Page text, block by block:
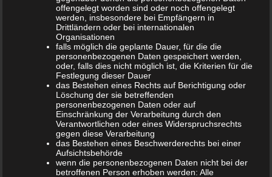
Papagei Finnigo. Mit Hilfe dieser Figur soll den Kindern
das Thema Trennung verständlich näher gebracht werden.
Dabei wird sich dem Thema „Farben“ bedient. In dem
kunderbunten Buch steht jede Farbe für ein Gefühl, wie
zum Beispiel die Farbe Rot für die Liebe und die Farbe Blau
für Vertrauen. Das Motto: Kinder sind von Grund auf bunt
und sollten es auch bleiben. Dieses Buch wurde sehr
professionell geschrieben und nähert sich dem Thema
sehr verständlich. Es wird von Psychologen und
Beratungsstellen und getrennten Eltern gleichermaßen
gerne verwendet.
Dieses Buch ist für Kinder ab 3 geeignet. Es kostet als
offengelegt worden sind oder noch offengelegt
werden, insbesondere bei Empfängern in
Drittländern oder bei internationalen
Organisationen
falls möglich die geplante Dauer, für die die
personenbezogenen Daten gespeichert werden,
oder, falls dies nicht möglich ist, die Kriterien für die
Festlegung dieser Dauer
das Bestehen eines Rechts auf Berichtigung oder
Löschung der sie betreffenden
personenbezogenen Daten oder auf
Einschränkung der Verarbeitung durch den
Verantwortlichen oder eines Widerspruchsrechts
gegen diese Verarbeitung
das Bestehen eines Beschwerderechts bei einer
Aufsichtsbehörde
wenn die personenbezogenen Daten nicht bei der
betroffenen Person erhoben werden: Alle